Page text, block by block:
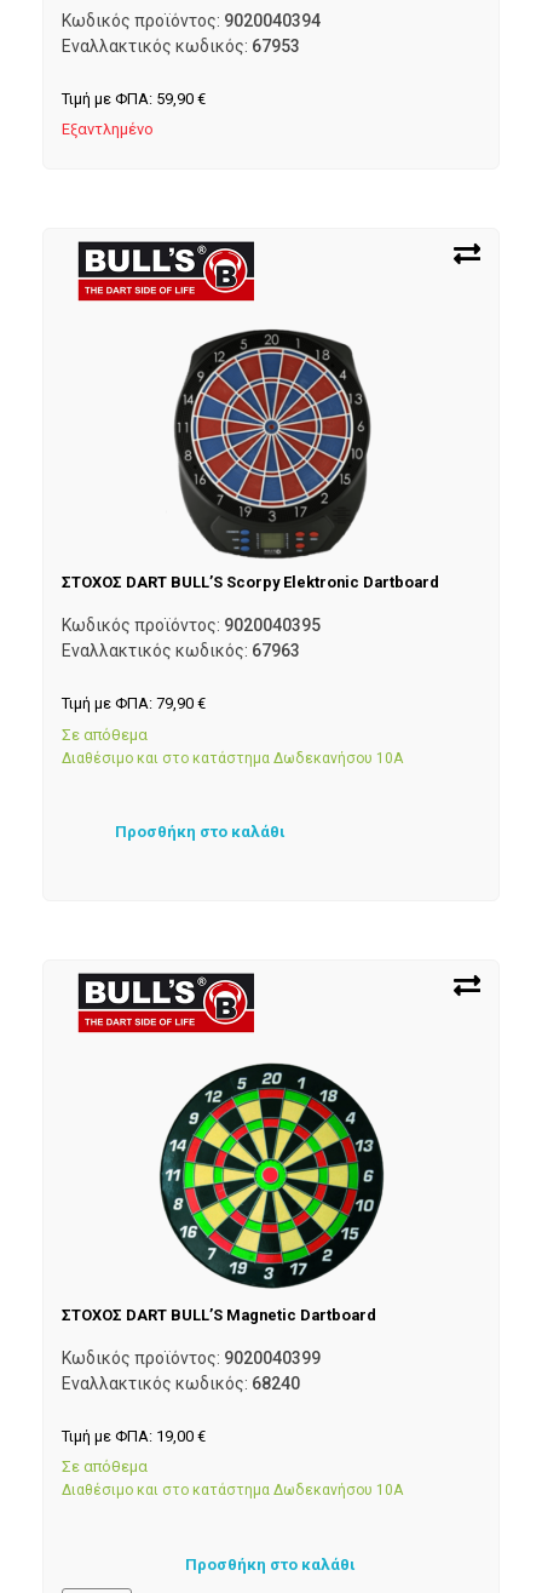
Κωδικός προϊόντος: 9020040394
Εναλλακτικός κωδικός: 67953
Τιμή με ΦΠΑ: 59,90 €
Εξαντλημένο
ΣΤΟΧΟΣ DART BULL’S Scorpy Elektronic Dartboard
Κωδικός προϊόντος: 9020040395
Εναλλακτικός κωδικός: 67963
Τιμή με ΦΠΑ: 79,90 €
Σε απόθεμα
Διαθέσιμο και στο κατάστημα Δωδεκανήσου 10Α
Προσθήκη στο καλάθι
ΣΤΟΧΟΣ DART BULL’S Magnetic Dartboard
Κωδικός προϊόντος: 9020040399
Εναλλακτικός κωδικός: 68240
Τιμή με ΦΠΑ: 19,00 €
Σε απόθεμα
Διαθέσιμο και στο κατάστημα Δωδεκανήσου 10Α
Προσθήκη στο καλάθι